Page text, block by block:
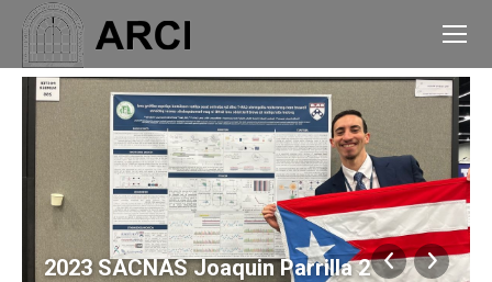
2023 SACNAS Joaquin Parrilla 2